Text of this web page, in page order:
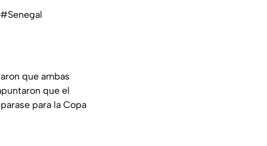
#Senegal
que ambas
que el
para la Copa